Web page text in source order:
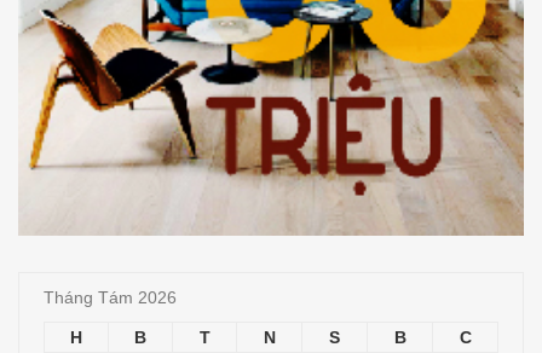
Tháng Tám 2026
H B T N S B
C